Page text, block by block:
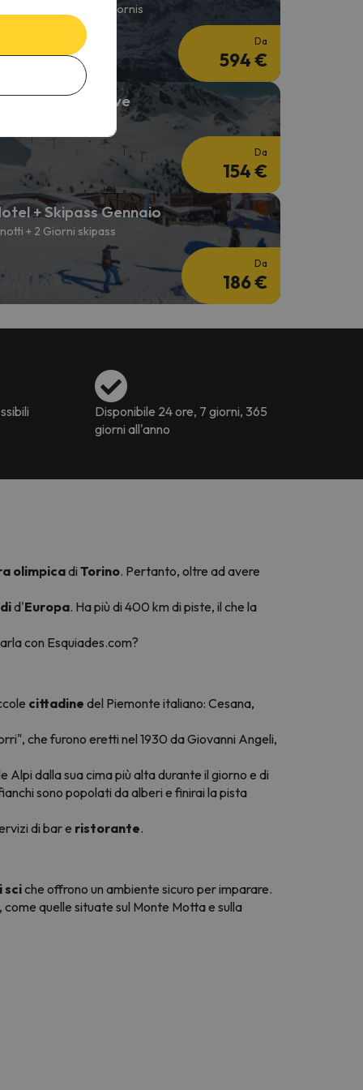
hotel + Skipas 6 giornis
Da
594 €
sulla neve
Da
154 €
+ Skipass Gennaio
+ 2 Giorni skipass
Da
186 €
Disponibile 24 ore, 7 giorni, 365
giorni all'anno
olimpicadi Torino. Pertanto, oltre ad avere
d'Europa. Ha più di 400 km di piste, il che la
con Esquiades.com?
cittadine del Piemonte italiano: Cesana,
che furono eretti nel 1930 da Giovanni Angeli,
Alpi dalla sua cima più alta durante il giorno e di
sono popolati da alberi e finirai la pista
di bar e ristorante.
sciche offrono un ambiente sicuro per imparare.
quelle situate sul Monte Motta e sulla